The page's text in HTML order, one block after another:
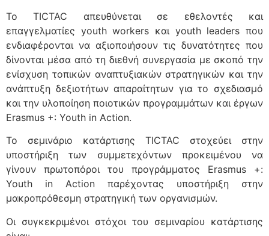
Το TICTAC απευθύνεται σε εθελοντές και
επαγγελματίες youth workers και youth leaders που
ενδιαφέρονται να αξιοποιήσουν τις δυνατότητες που
δίνονται μέσα από τη διεθνή συνεργασία με σκοπό την
ενίσχυση τοπικών αναπτυξιακών στρατηγικών και την
ανάπτυξη δεξιοτήτων απαραίτητων για το σχεδιασμό
και την υλοποίηση ποιοτικών προγραμμάτων και έργων
Erasmus +: Youth in Action.
Το σεμινάριο κατάρτισης TICTAC στοχεύει στην
υποστήριξη των συμμετεχόντων προκειμένου να
γίνουν πρωτοπόροι του προγράμματος Erasmus +:
Youth in Action παρέχοντας υποστήριξη στην
μακροπρόθεσμη στρατηγική των οργανισμών.
Οι συγκεκριμένοι στόχοι του σεμιναρίου κατάρτισης